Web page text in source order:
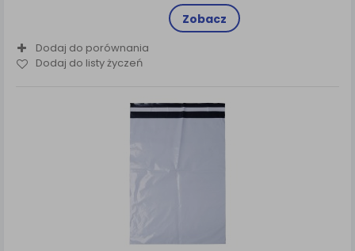
Zobacz
Dodaj do porównania
Dodaj do listy życzeń